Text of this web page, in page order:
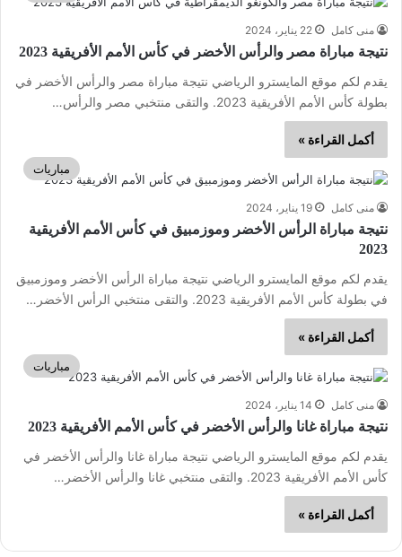
منى كامل 22 يناير، 2024
نتيجة مباراة مصر والرأس الأخضر في كأس الأمم الأفريقية 2023
يقدم لكم موقع المايسترو الرياضي نتيجة مباراة مصر والرأس الأخضر في
بطولة كأس الأمم الأفريقية 2023. والتقى منتخبي مصر والرأس…
أكمل القراءة »
مباريات
منى كامل 19 يناير، 2024
نتيجة مباراة الرأس الأخضر وموزمبيق في كأس الأمم الأفريقية
2023
يقدم لكم موقع المايسترو الرياضي نتيجة مباراة الرأس الأخضر وموزمبيق
في بطولة كأس الأمم الأفريقية 2023. والتقى منتخبي الرأس الأخضر…
أكمل القراءة »
مباريات
منى كامل 14 يناير، 2024
نتيجة مباراة غانا والرأس الأخضر في كأس الأمم الأفريقية 2023
يقدم لكم موقع المايسترو الرياضي نتيجة مباراة غانا والرأس الأخضر في
كأس الأمم الأفريقية 2023. والتقى منتخبي غانا والرأس الأخضر…
أكمل القراءة »